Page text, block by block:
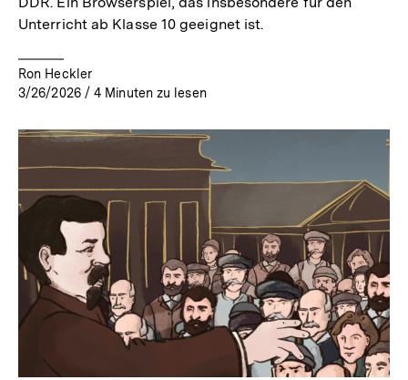
Unterricht ab Klasse 10 geeignet ist.
Ron Heckler
3/26/2026 / 4 Minuten zu lesen